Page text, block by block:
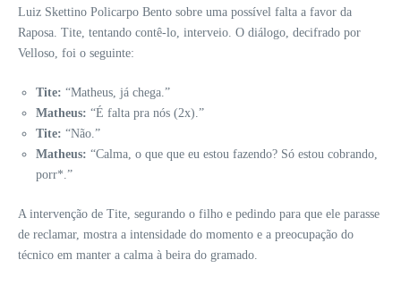
Luiz Skettino Policarpo Bento sobre uma possível falta a favor da
Raposa. Tite, tentando contê-lo, interveio. O diálogo, decifrado por
Velloso, foi o seguinte:
Tite: “Matheus, já chega.”
Matheus: “É falta pra nós (2x).”
Tite: “Não.”
Matheus: “Calma, o que que eu estou fazendo? Só estou cobrando,
porr*.”
A intervenção de Tite, segurando o filho e pedindo para que ele parasse
de reclamar, mostra a intensidade do momento e a preocupação do
técnico em manter a calma à beira do gramado.